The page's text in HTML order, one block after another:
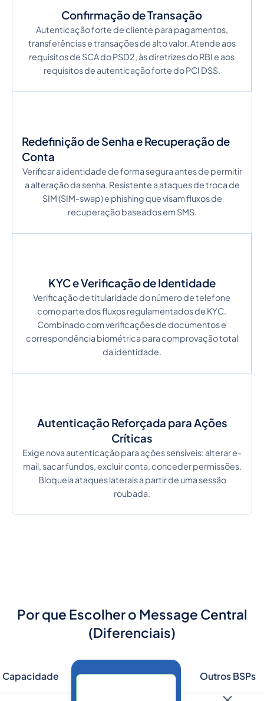
Confirmação de Transação
Autenticação forte de cliente para pagamentos,
transferências e transações de alto valor. Atende aos
requisitos de SCA do PSD2, às diretrizes do RBI e aos
requisitos de autenticação forte do PCI DSS.
Redefinição de Senha e Recuperação de
Conta
Verificar a identidade de forma segura antes de permitir
a alteração da senha. Resistente a ataques de troca de
SIM (SIM-swap) e phishing que visam fluxos de
recuperação baseados em SMS.
KYC e Verificação de Identidade
Verificação de titularidade do número de telefone
como parte dos fluxos regulamentados de KYC.
Combinado com verificações de documentos e
correspondência biométrica para comprovação total
da identidade.
Autenticação Reforçada para Ações
Críticas
Exige nova autenticação para ações sensíveis: alterar e-
mail, sacar fundos, excluir conta, conceder permissões.
Bloqueia ataques laterais a partir de uma sessão
roubada.
Por que Escolher o Message Central
(Diferenciais)
Capacidade Outros BSPs